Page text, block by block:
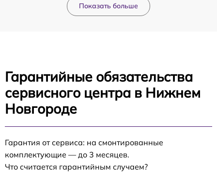
Показать больше
Гарантийные обязательства
сервисного центра в Нижнем
Новгороде
Гарантия от сервиса: на смонтированные
комплектующие — до 3 месяцев.
Что считается гарантийным случаем?